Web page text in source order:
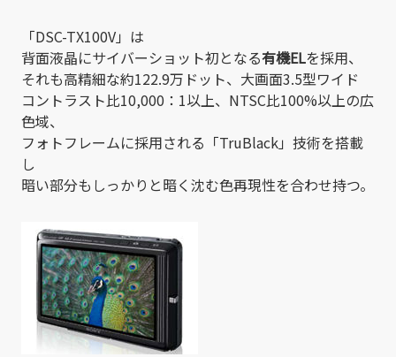
「DSC-TX100V」は
背面液晶にサイバーショット初となる有機ELを採用、
それも高精細な約122.9万ドット、大画面3.5型ワイド
コントラスト比10,000：1以上、NTSC比100%以上の広
色域、
フォトフレームに採用される「TruBlack」技術を搭載
し
暗い部分もしっかりと暗く沈む色再現性を合わせ持つ。